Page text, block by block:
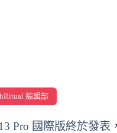
編輯部
Pro 國際版終於發表